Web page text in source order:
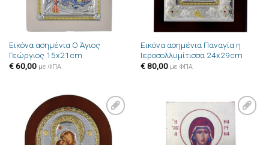
Εικόνα ασημένια Ο Άγιος
Γεώργιος 15x21cm
€60,00 με ΦΠΑ
Εικόνα ασημένια Παναγία η
Ιεροσολλυμίτισσα 24x29cm
€80,00 με ΦΠΑ
Πρόσθήκη
στην λίστα
επιθυμιών
Πρόσθήκη
στην λίστα
επιθυμιών